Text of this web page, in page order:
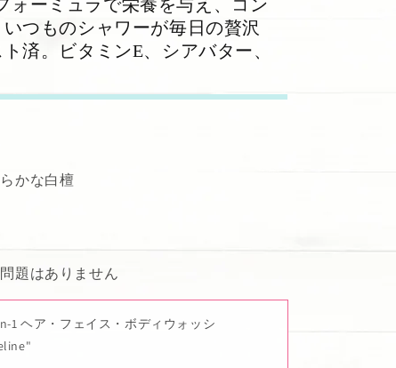
ォーミュラで栄養を与え、コン
つものシャワーが毎日の贅沢
済。ビタミンE、シアバター、
かな白檀
題はありません
1 ヘア・フェイス・ボディウォッシ